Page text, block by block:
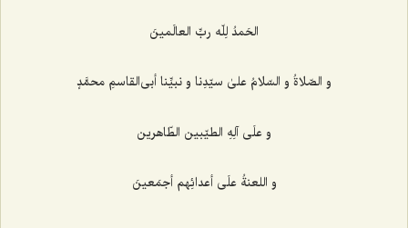
الحَمدُ لِلّه ربِّ العالَمینَ
و الصّلاةُ و السّلامُ علیٰ سیّدِنا و نبیِّنا أبی‌القاسمِ محمَّدٍ
و علَی آلِهِ الطیّبین الطّاهرین‌
و اللعنةُ علَی أعدائِهم أجمَعینَ‌